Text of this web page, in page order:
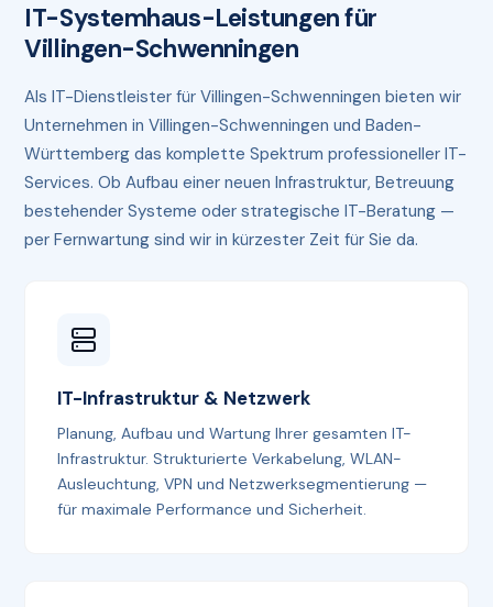
IT-Systemhaus-Leistungen für
Villingen-Schwenningen
Als IT-Dienstleister für Villingen-Schwenningen bieten wir
Unternehmen in Villingen-Schwenningen und Baden-
Württemberg das komplette Spektrum professioneller IT-
Services. Ob Aufbau einer neuen Infrastruktur, Betreuung
bestehender Systeme oder strategische IT-Beratung —
per Fernwartung sind wir in kürzester Zeit für Sie da.
IT-Infrastruktur & Netzwerk
Planung, Aufbau und Wartung Ihrer gesamten IT-
Infrastruktur. Strukturierte Verkabelung, WLAN-
Ausleuchtung, VPN und Netzwerksegmentierung —
für maximale Performance und Sicherheit.